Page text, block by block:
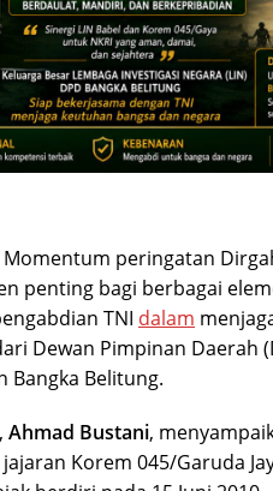
Momentum peringatan
penting bagi berbagai
TNI dalam
Dewan Pimpinan Daerah
Bangka Belitung.
Ahmad Bustani,
Korem 045/Garuda